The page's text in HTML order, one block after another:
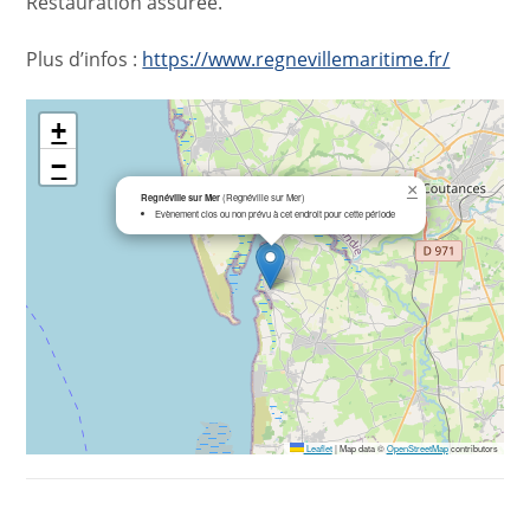
Plus d’infos : https://www.regnevillemaritime.fr/
Regnéville sur Mer(Regnéville sur Mer)
Evènement clos ou non prévu à cet endroit pour cette période
×
+
−
Leaflet |Map data ©OpenStreetMapcontributors